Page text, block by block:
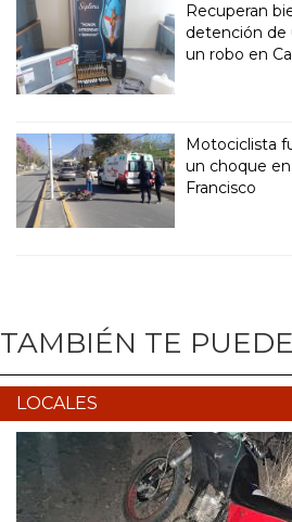
Recuperan
detención de
un robo en
Motociclista
un choque
Francisco
TAMBIÉN TE
LOCALES